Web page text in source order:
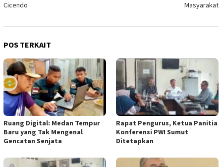
Cicendo
Masyarakat
POS TERKAIT
Ruang Digital: Medan Tempur
Baru yang Tak Mengenal
Gencatan Senjata
Rapat Pengurus, Ketua Panitia
Konferensi PWI Sumut
Ditetapkan